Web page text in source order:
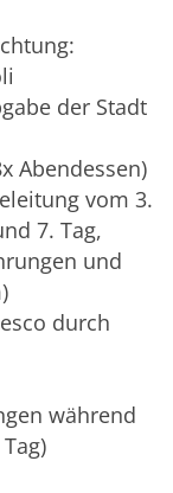
der Stadt
Abendessen)
vom 3.
7. Tag,
und
durch
während